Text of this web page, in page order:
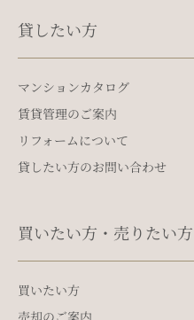
貸したい方
マンションカタログ
賃貸管理のご案内
リフォームについて
貸したい方のお問い合わせ
買いたい方・売りたい方
買いたい方
売却のご案内